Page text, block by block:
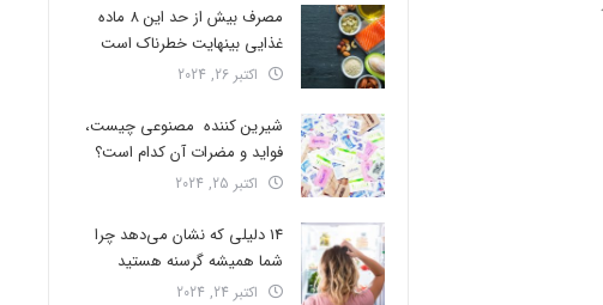
مصرف بیش از حد این 8 ماده
غذایی بینهایت خطرناک است
اکتبر 26, 2024
شیرین کننده مصنوعی چیست،
فواید و مضرات آن کدام است؟
اکتبر 25, 2024
14 دلیلی که نشان می‌دهد چرا
شما همیشه گرسنه هستید
اکتبر 24, 2024